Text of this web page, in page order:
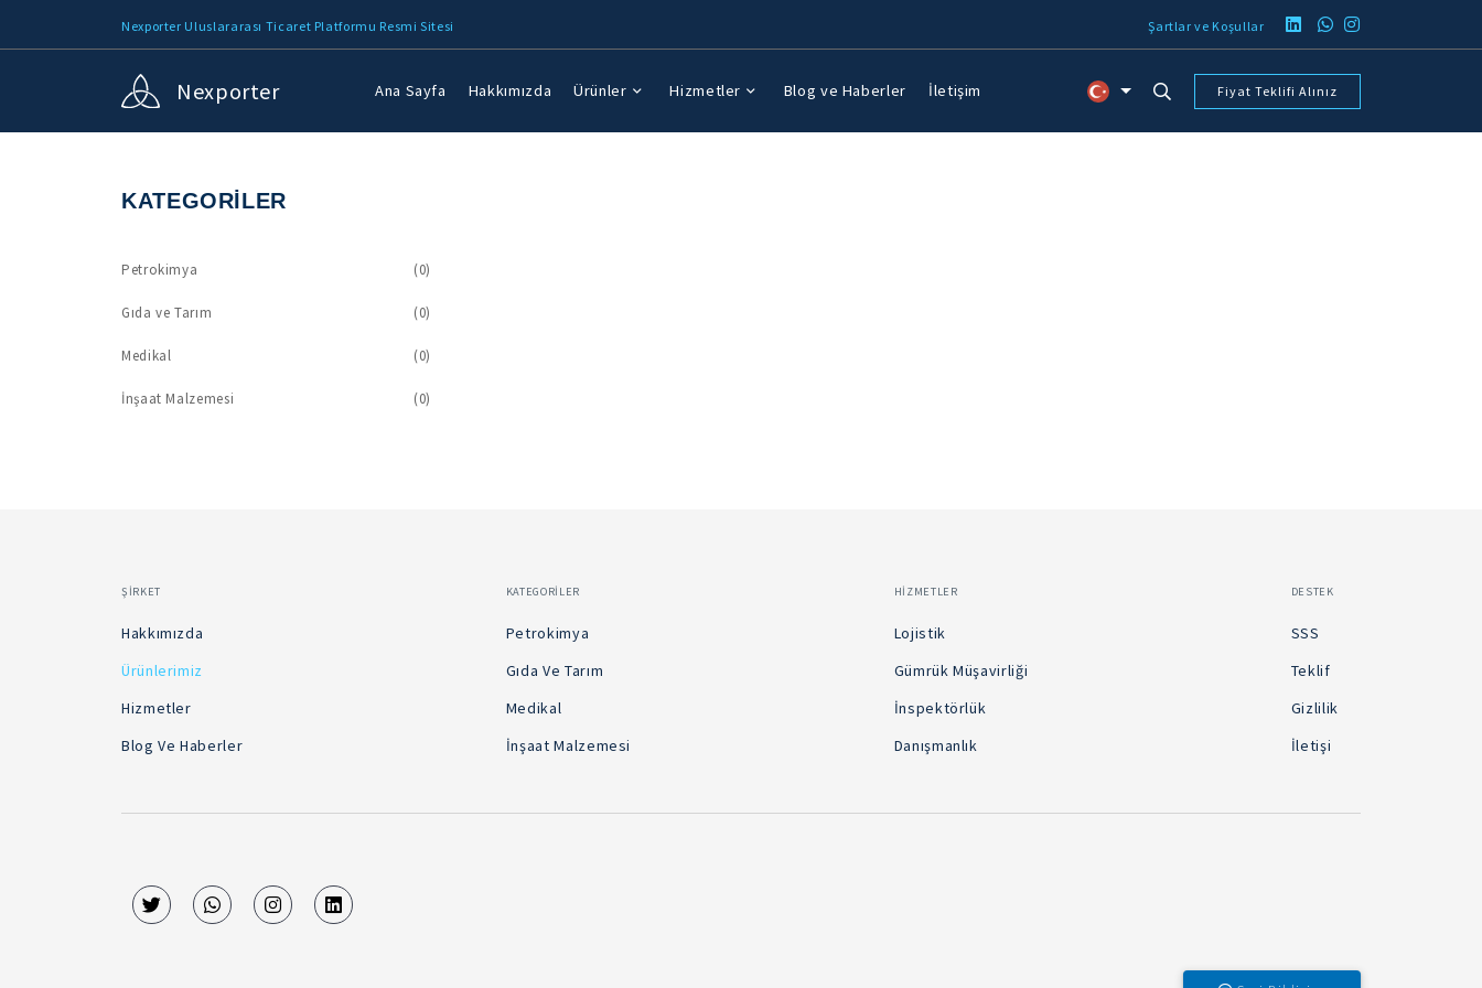
Nexporter Uluslararası Ticaret Platformu Resmi Sitesi Şartlar ve Koşullar
Nexporter Ana Sayfa Hakkımızda Ürünler Hizmetler Blog ve Haberler İletişim Fiyat Teklifi Alınız
KATEGORİLER
Petrokimya (0)
Gıda ve Tarım (0)
Medikal (0)
İnşaat Malzemesi (0)
ŞİRKET
Hakkımızda
Ürünlerimiz
Hizmetler
Blog Ve Haberler
KATEGORİLER
Petrokimya
Gıda Ve Tarım
Medikal
İnşaat Malzemesi
HIZMETLER
Lojistik
Gümrük Müşavirliği
İnspektörlük
Danışmanlık
DESTEK
SSS
Teklif
Gizlilik
İletişi